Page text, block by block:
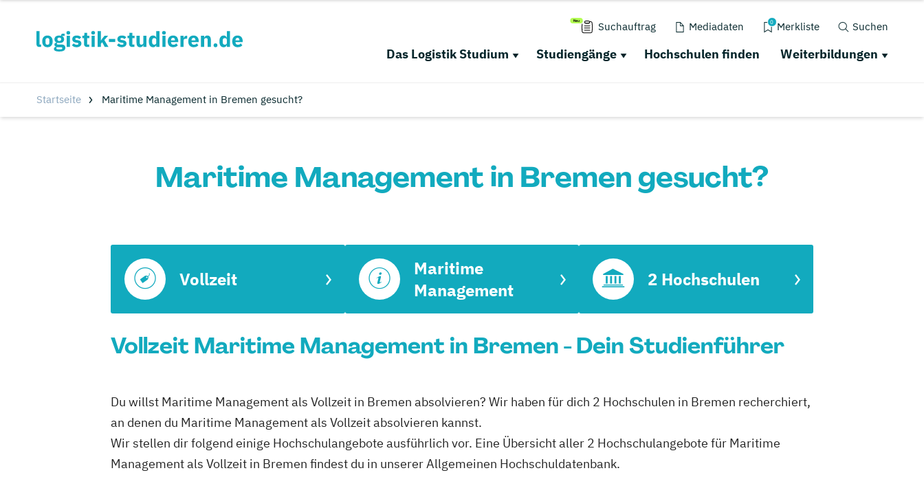
Suchauftrag Mediadaten 0 Merkliste Suchen
Das Logistik Studium Studiengänge Hochschulen finden Weiterbildungen
Startseite Maritime Management in Bremen gesucht?
Maritime Management in Bremen gesucht?
Vollzeit
Maritime
Management
2 Hochschulen
Vollzeit Maritime Management in Bremen - Dein Studienführer
Du willst Maritime Management als Vollzeit in Bremen absolvieren? Wir haben für dich 2 Hochschulen in Bremen recherchiert,
an denen du Maritime Management als Vollzeit absolvieren kannst.
Wir stellen dir folgend einige Hochschulangebote ausführlich vor. Eine Übersicht aller 2 Hochschulangebote für Maritime
Management als Vollzeit in Bremen findest du in unserer Allgemeinen Hochschuldatenbank.